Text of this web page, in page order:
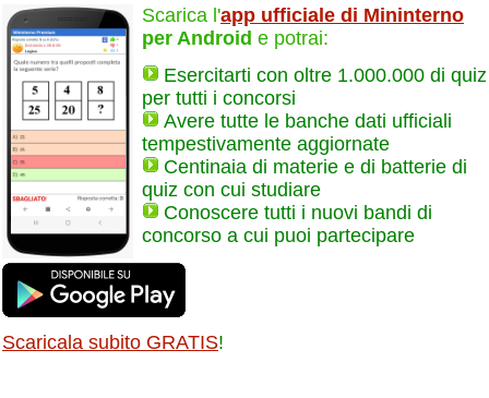
Scarica l'app ufficiale di Mininterno
per Android e potrai:
Esercitarti con oltre 1.000.000 di quiz
per tutti i concorsi
Avere tutte le banche dati ufficiali
tempestivamente aggiornate
Centinaia di materie e di batterie di
quiz con cui studiare
Conoscere tutti i nuovi bandi di
concorso a cui puoi partecipare
Scaricala subito GRATIS!